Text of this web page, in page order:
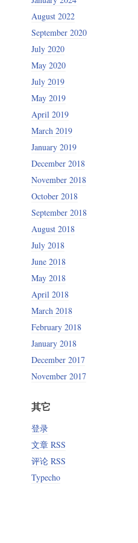
August 2022
September 2020
July 2020
May 2020
July 2019
May 2019
April 2019
March 2019
January 2019
December 2018
November 2018
October 2018
September 2018
August 2018
July 2018
June 2018
May 2018
April 2018
March 2018
February 2018
January 2018
December 2017
November 2017
其它
登录
文章 RSS
评论 RSS
Typecho